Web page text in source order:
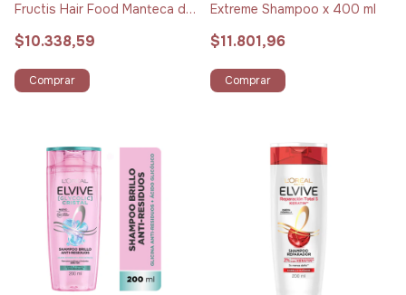
Fructis Hair Food Manteca de
$10.338,59
Comprar
Extreme Shampoo x 400 ml
$11.801,96
Comprar